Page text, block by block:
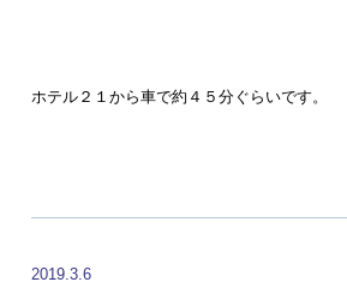
ホテル２１から車で約４５分ぐらいです。
2019.3.6